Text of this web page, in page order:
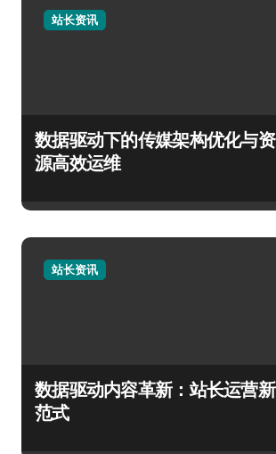
站长资讯
数据驱动下的传媒架构优化与资
源高效运维
站长资讯
数据驱动内容革新：站长运营新
范式